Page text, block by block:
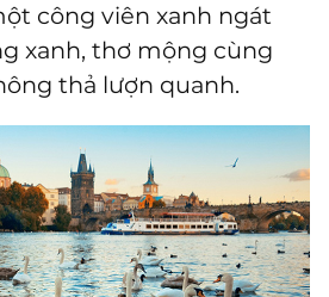
công viên xanh ngát
xanh, thơ mộng cùng
thả lượn quanh.